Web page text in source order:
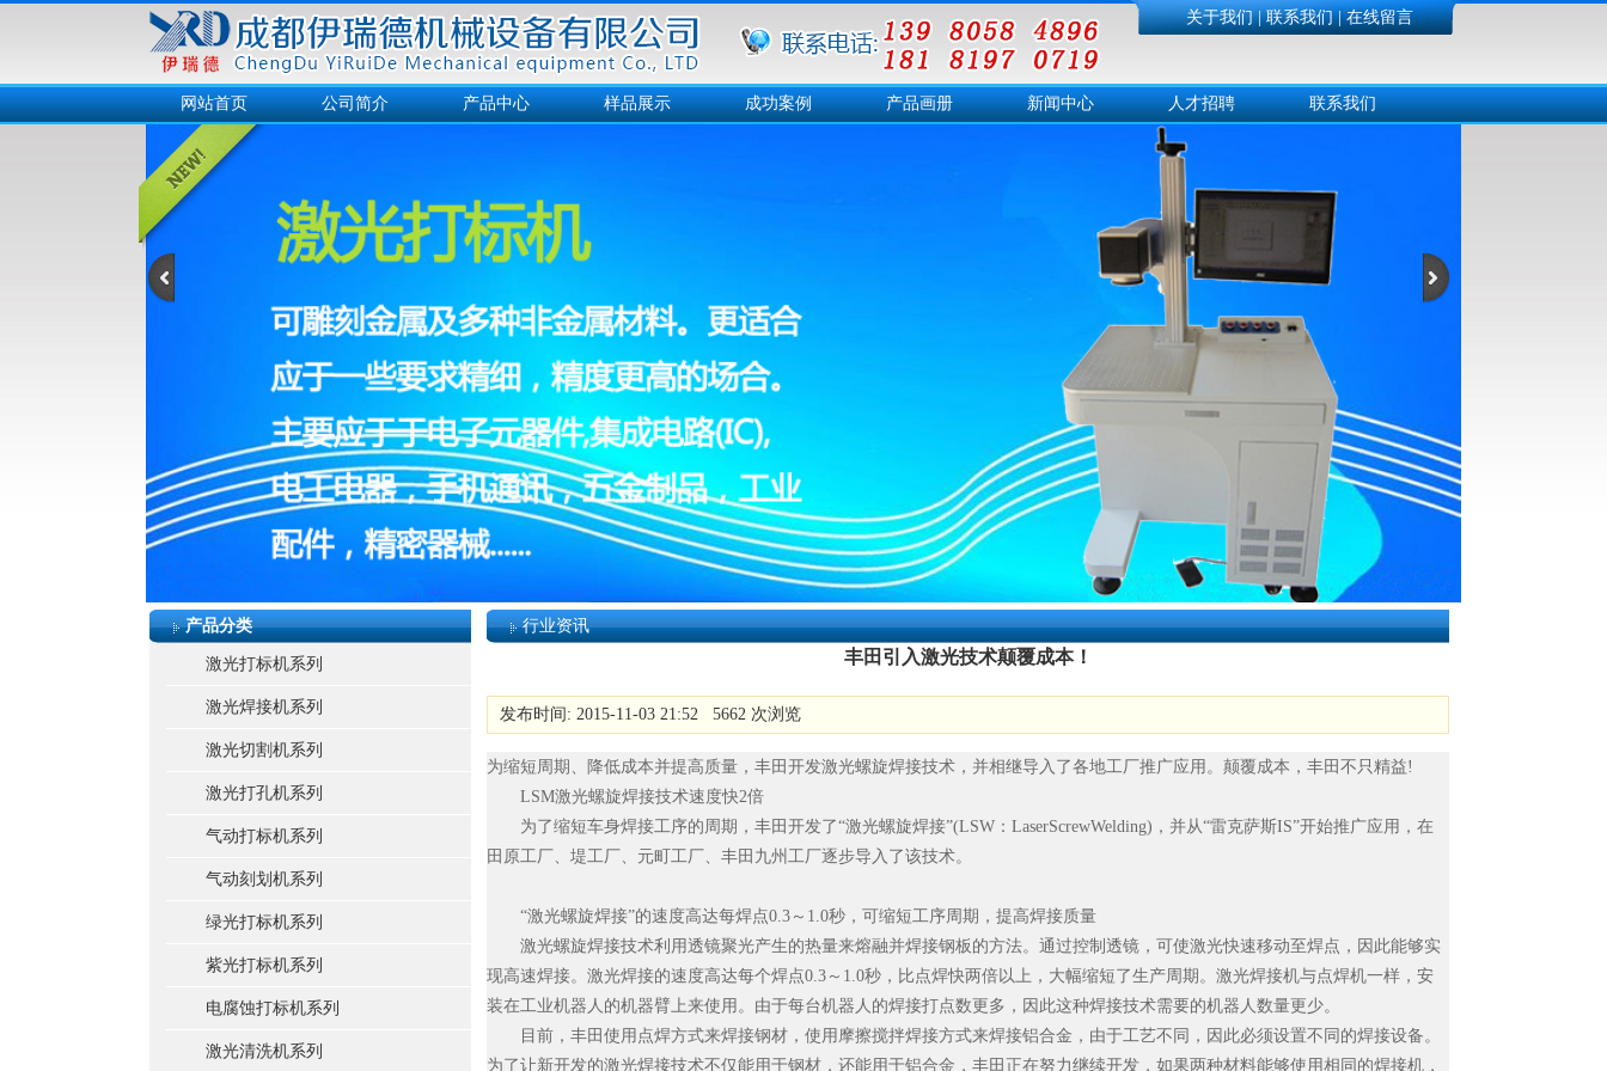
关于我们|联系我们|在线留言
网站首页 公司简介 产品中心 样品展示 成功案例 产品画册 新闻中心 人才招聘 联系我们
产品分类
激光打标机系列
激光焊接机系列
激光切割机系列
激光打孔机系列
气动打标机系列
气动刻划机系列
绿光打标机系列
紫光打标机系列
电腐蚀打标机系列
激光清洗机系列
行业资讯
丰田引入激光技术颠覆成本！
发布时间: 2015-11-03 21:52 5662 次浏览
为缩短周期、降低成本并提高质量，丰田开发激光螺旋焊接技术 ，并相继导入了各地工厂推广应用。颠覆成本，丰田不只精益!
LSM激光螺旋焊接技术速度快2倍
为了缩短车身焊接工序的周期，丰田开发了“激光螺旋焊接”(LSW：LaserScrewWelding)，并从“雷克萨斯IS”开始推广应用，在
田原工厂、堤工厂、元町工厂、丰田九州工厂逐步导入了该技术。
“激光螺旋焊接”的速度高达每焊点0.3～1.0秒，可缩短工序周期，提高焊接质量
激光螺旋焊接技术利用透镜聚光产生的热量来熔融并焊接钢板的方法。通过控制透镜，可使激光快速移动至焊点，因此能够实
现高速焊接。激光焊接的速度高达每个焊点0.3～1.0秒，比点焊快两倍以上，大幅缩短了生产周期。激光焊接机与点焊机一样，安
装在工业机器人的机器臂上来使用。由于每台机器人的焊接打点数更多，因此这种焊接技术需要的机器人数量更少。
目前，丰田使用点焊方式来焊接钢材，使用摩擦搅拌焊接方式来焊接铝合金，由于工艺不同，因此必须设置不同的焊接设备。
为了让新开发的激光焊接技术不仅能用于钢材，还能用于铝合金，丰田正在努力继续开发，如果两种材料能够使用相同的焊接机 ，